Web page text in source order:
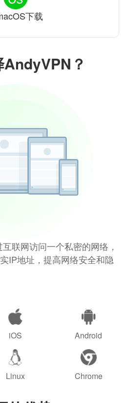
？
联网访问一个私密的网络，
IP地址，提高网络安全和隐
iOS Android
Linux Chrome
下载